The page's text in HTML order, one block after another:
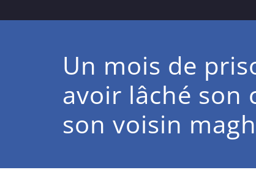
Un mois de
avoir lâché son
son voisin